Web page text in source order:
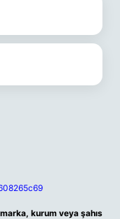
kurum veya şahıs